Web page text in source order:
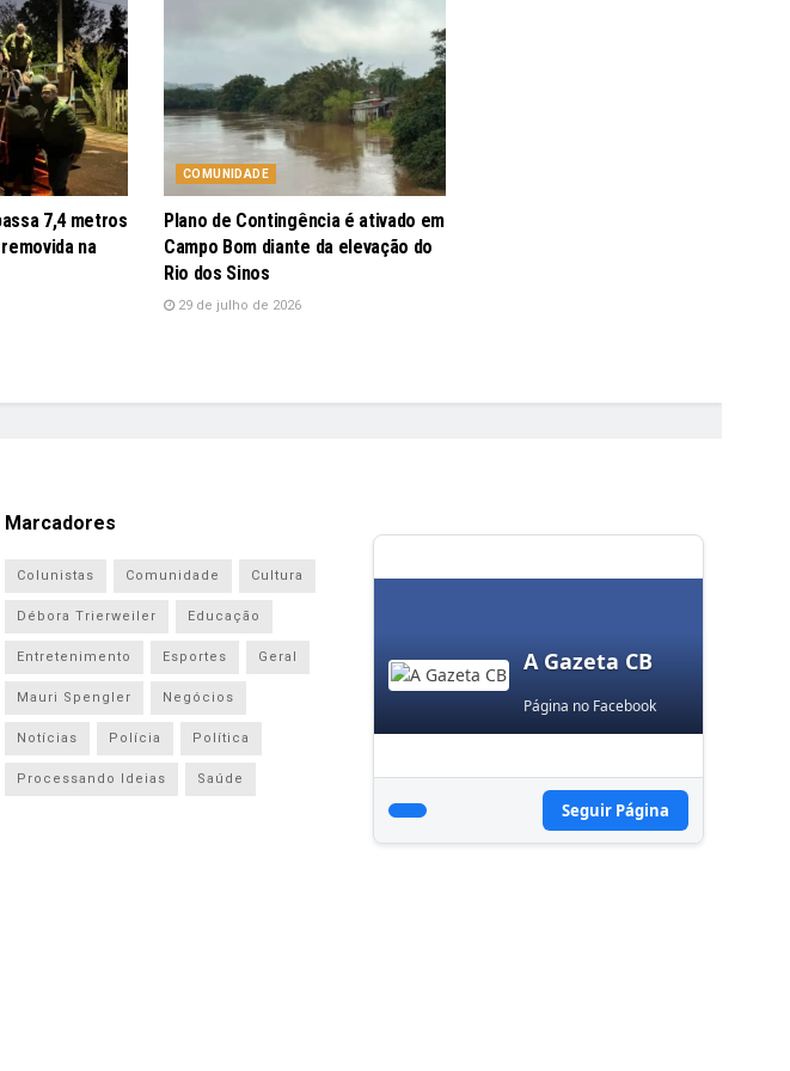
7,4 metros
na
COMUNIDADE
Plano de Contingência é ativado em
Campo Bom diante da elevação do
Rio dos Sinos
29 de julho de 2026
Marcadores
Colunistas Comunidade Cultura
Débora Trierweiler Educação
Entretenimento Esportes Geral
Mauri Spengler Negócios
Notícias Polícia Política
Processando Ideias Saúde
A Gazeta CB
Página no Facebook
Seguir Página